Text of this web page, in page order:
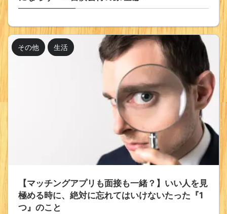
その他 生活
【マッチングアプリも面接も一緒？】いい人を見
極める時に、絶対に忘れてはいけないたった『1
つ』のこと